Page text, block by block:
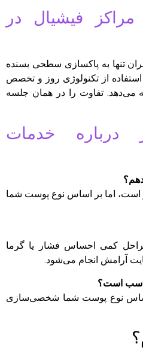
فیشیال در
تنها به پاکسازی سطحی بسنده
استفاده از تکنولوژی روز و تخصص
می‌دهد. تفاوت را در همان جلسه
درباره خدمات
تا ۶ هفته یک‌بار است، اما بر اساس نوع پوست شما
کمی احساس فشار یا گرما
آرامش انجام می‌شود.
است؟
اساس نوع پوست شما شخصی‌سازی